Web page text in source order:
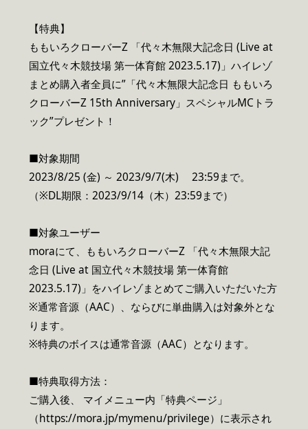
【特典】
ももいろクローバーZ 「代々木無限大記念日 (Live at
国立代々木競技場 第一体育館 2023.5.17)」ハイレゾ
まとめ購入者全員に”「代々木無限大記念日 ももいろ
クローバーZ 15th Anniversary」スペシャルMCトラ
ック”プレゼント！
■対象期間
2023/8/25 (金) ～ 2023/9/7(木) 23:59まで。
（※DL期限：2023/9/14（木）23:59まで）
■対象ユーザー
moraにて、ももいろクローバーZ 「代々木無限大記
念日 (Live at 国立代々木競技場 第一体育館
2023.5.17)」をハイレゾまとめてご購入いただいた方
※通常音源（AAC）、ならびに単曲購入は対象外とな
ります。
※特典のボイスは通常音源（AAC）となります。
■特典取得方法：
ご購入後、 マイメニュー内「特典ページ」
（https://mora.jp/mymenu/privilege）に表示され